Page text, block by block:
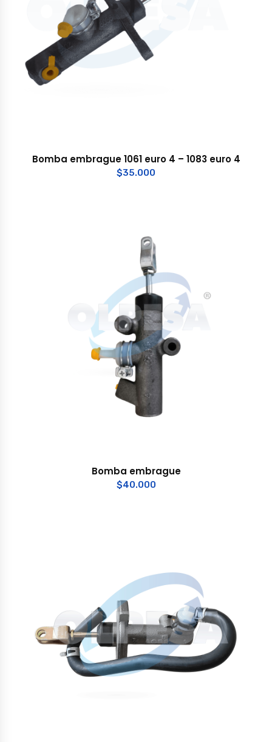
Bomba embrague 1061 euro 4 – 1083 euro 4
$35.000
Bomba embrague
$40.000